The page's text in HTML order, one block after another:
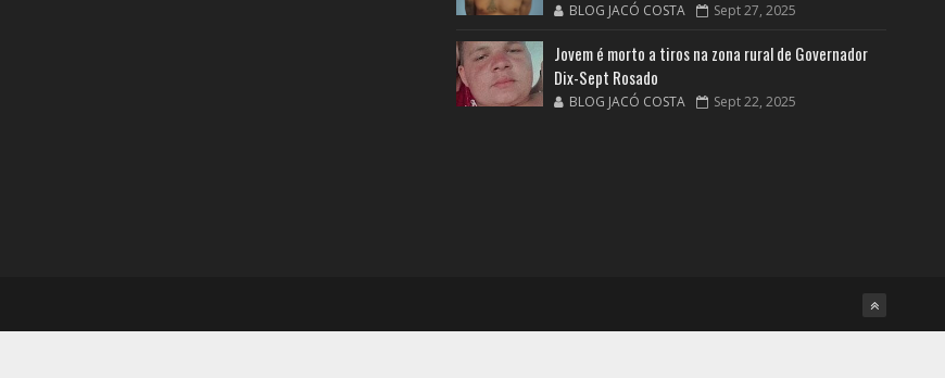
BLOG JACÓ COSTA Sept 27, 2025
Jovem é morto a tiros na zona rural de Governador
Dix-Sept Rosado
BLOG JACÓ COSTA Sept 22, 2025